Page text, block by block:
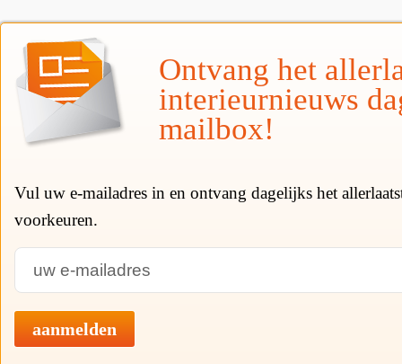
Ontvang het
interieurnieuws
mailbox!
Vul uw e-mailadres in en ontvang dagelijks het
voorkeuren.
aanmelden